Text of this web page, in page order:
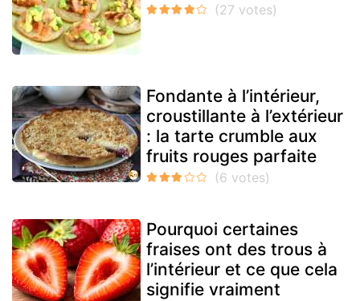
Fondante à l’intérieur,
croustillante à l’extérieur
: la tarte crumble aux
fruits rouges parfaite
Pourquoi certaines
fraises ont des trous à
l’intérieur et ce que cela
signifie vraiment